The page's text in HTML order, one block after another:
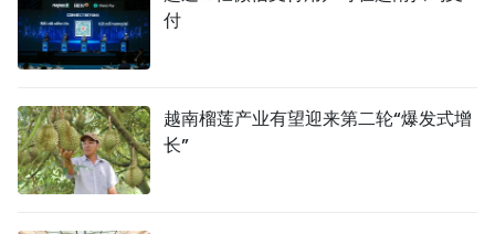
付
越南榴莲产业有望迎来第二轮“爆发式增
长”